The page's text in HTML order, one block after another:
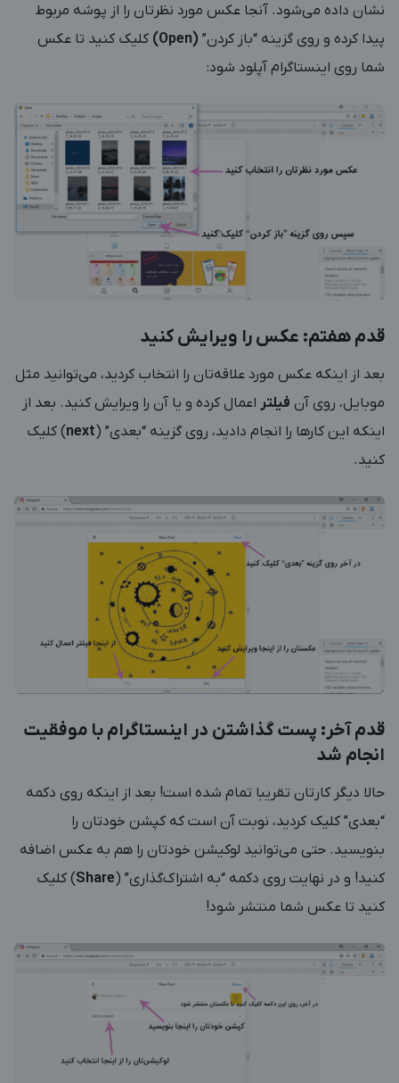
نشان داده می‌شود. آنجا عکس مورد نظرتان را از پوشه مربوط
پیدا کرده و روی گزینه “باز کردن” (Open)
کلیک کنید تا عکس
شما روی اینستاگرام آپلود شود:
قدم هفتم: عکس را ویرایش کنید
بعد از اینکه عکس مورد علاقه‌تان را انتخاب کردید، می‌توانید مثل
موبایل، روی آن فیلتر اعمال کرده و یا آن را ویرایش کنید. بعد از
اینکه این کارها را انجام دادید، روی گزینه “بعدی” (next) کلیک
کنید.
قدم آخر: پست گذاشتن در اینستاگرام با موفقیت
انجام شد
حالا دیگر کارتان تقریبا تمام شده است! بعد از اینکه روی دکمه
“بعدی” کلیک کردید، نوبت آن است که کپشن خودتان را
بنویسید. حتی می‌توانید لوکیشن خودتان را هم به عکس اضافه
کنید! و در نهایت روی دکمه “به اشتراک‌گذاری” (Share) کلیک
کنید تا عکس شما منتشر شود!